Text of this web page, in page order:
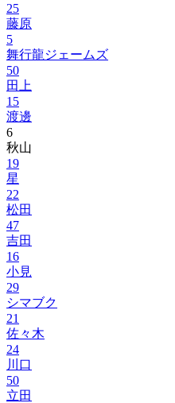
25
藤原
5
舞行龍ジェームズ
50
田上
15
渡邊
6
秋山
19
星
22
松田
47
吉田
16
小見
29
シマブク
21
佐々木
24
川口
50
立田